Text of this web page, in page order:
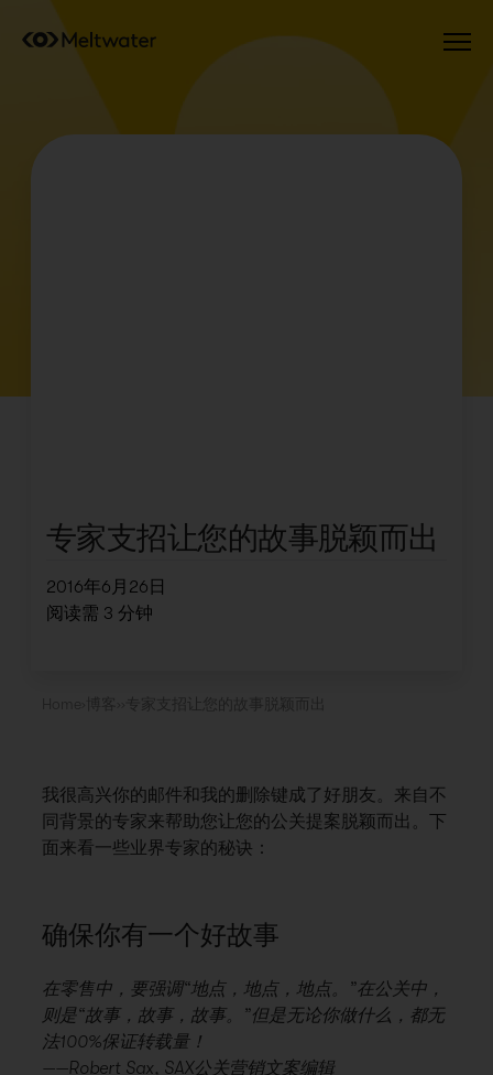
专家支招让您的故事脱颖而出
2016年6月26日
阅读需 3 分钟
专家支招让您的故事脱颖而出
我很高兴你的邮件和我的删除键成了好朋友。来自不
同背景的专家来帮助您让您的公关提案脱颖而出。下
面来看一些业界专家的秘诀：
确保你有一个好故事
在零售中，要强调“地点，地点，地点。”在公关中，
则是“故事，故事，故事。”但是无论你做什么，都无
法100%保证转载量！
——Robert Sax, SAX公关营销文案编辑